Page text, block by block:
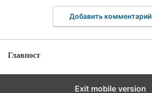
Добавить комментарий
Главпост
Exit mobile version